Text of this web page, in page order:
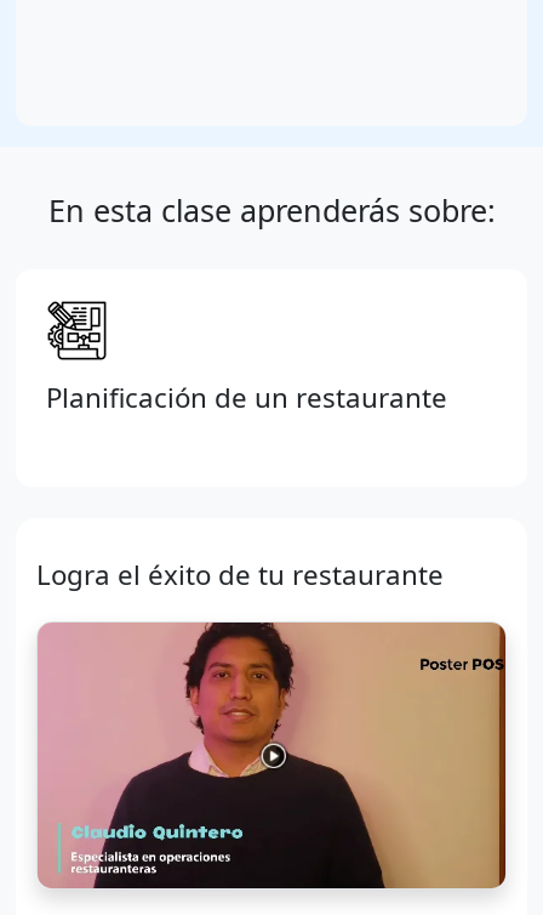
En esta clase aprenderás sobre:
Planificación de un restaurante
Logra el éxito de tu restaurante